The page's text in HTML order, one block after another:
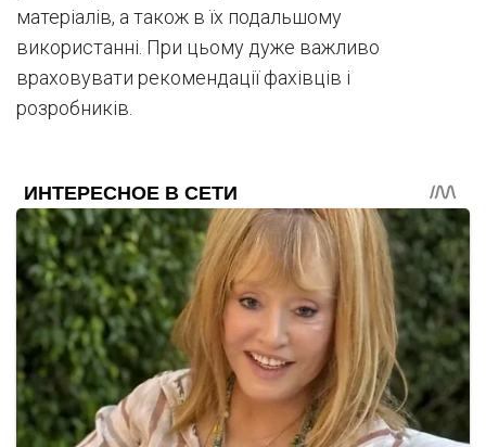
матеріалів, а також в їх подальшому
використанні. При цьому дуже важливо
враховувати рекомендації фахівців і
розробників.